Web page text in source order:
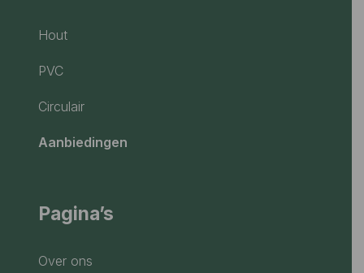
Hout
PVC
Circulair
Aanbiedingen
Pagina’s
Over ons